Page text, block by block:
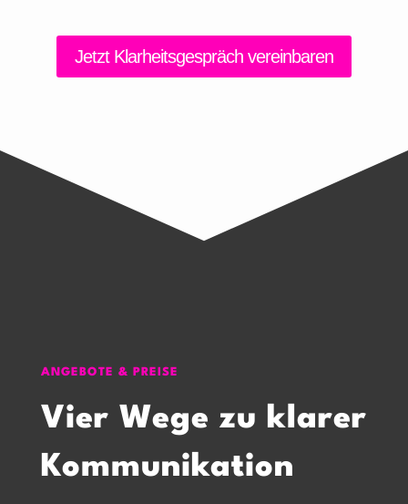
Jetzt Klarheitsgespräch vereinbaren
ANGEBOTE & PREISE
Vier Wege zu klarer
Kommunikation